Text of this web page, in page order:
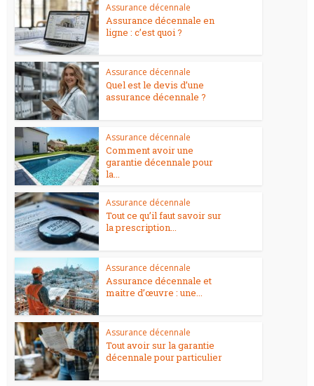
Assurance décennale
Assurance décennale en
ligne : c’est quoi ?
Assurance décennale
Quel est le devis d’une
assurance décennale ?
Assurance décennale
Comment avoir une
garantie décennale pour
la...
Assurance décennale
Tout ce qu’il faut savoir sur
la prescription...
Assurance décennale
Assurance décennale et
maitre d’œuvre : une...
Assurance décennale
Tout avoir sur la garantie
décennale pour particulier